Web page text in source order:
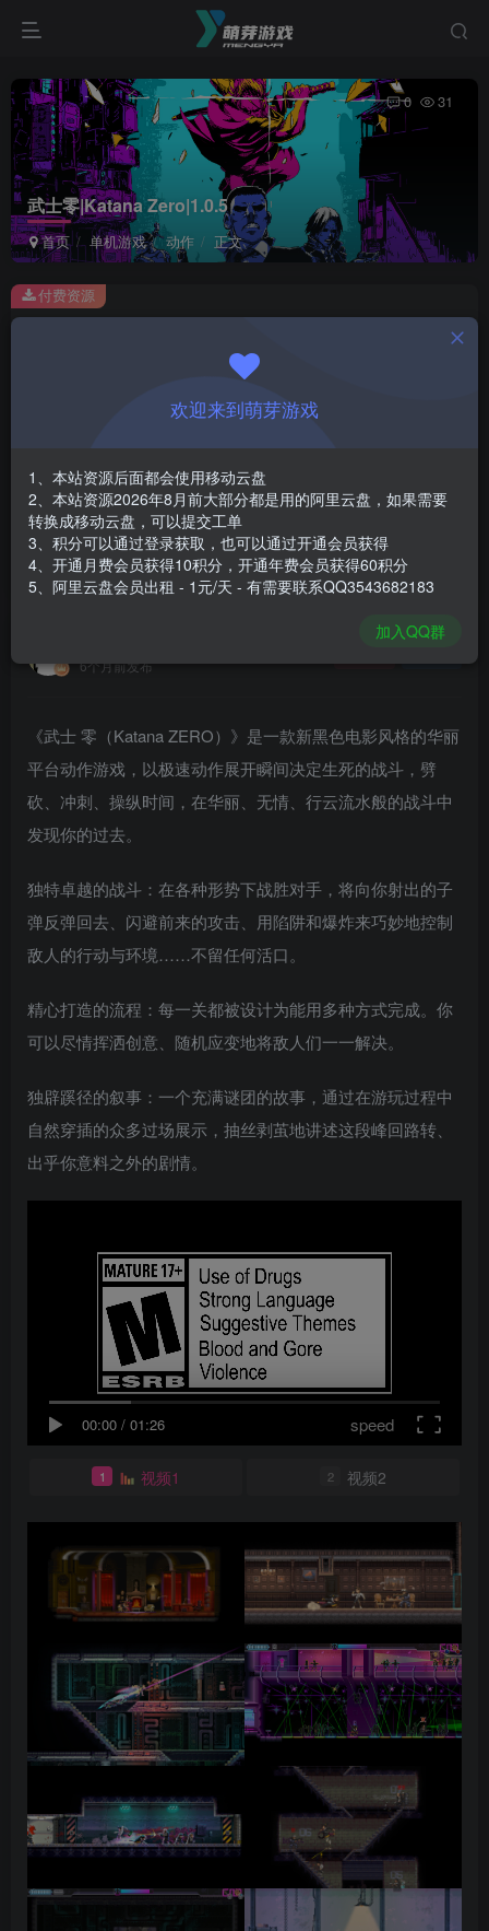
武士零|Katana Zero|1.0.5
首页 单机游戏 动作 正文
0 31
此内容为付费资源，请付费后查看
￥1
免费
登录购买
安装包大小
游戏本体大小
221 MB
付费资源
6个月前发布
《武士 零（Katana ZERO）》是一款新黑色电影风格的华丽
平台动作游戏，以极速动作展开瞬间决定生死的战斗，劈
砍、冲刺、操纵时间，在华丽、无情、行云流水般的战斗中
发现你的过去。
独特卓越的战斗：在各种形势下战胜对手，将向你射出的子
弹反弹回去、闪避前来的攻击、用陷阱和爆炸来巧妙地控制
敌人的行动与环境……不留任何活口。
精心打造的流程：每一关都被设计为能用多种方式完成。你
可以尽情挥洒创意、随机应变地将敌人们一一解决。
独辟蹊径的叙事：一个充满谜团的故事，通过在游玩过程中
自然穿插的众多过场展示，抽丝剥茧地讲述这段峰回路转、
出乎你意料之外的剧情。
00:00 / 01:26 speed
1 视频1 2 视频2
欢迎来到萌芽游戏
1、本站资源后面都会使用移动云盘
2、本站资源2026年8月前大部分都是用的阿里云盘，如果需要
转换成移动云盘，可以提交工单
3、积分可以通过登录获取，也可以通过开通会员获得
4、开通月费会员获得10积分，开通年费会员获得60积分
5、阿里云盘会员出租 - 1元/天 - 有需要联系QQ3543682183
加入QQ群